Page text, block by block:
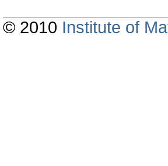
© 2010 Institute of